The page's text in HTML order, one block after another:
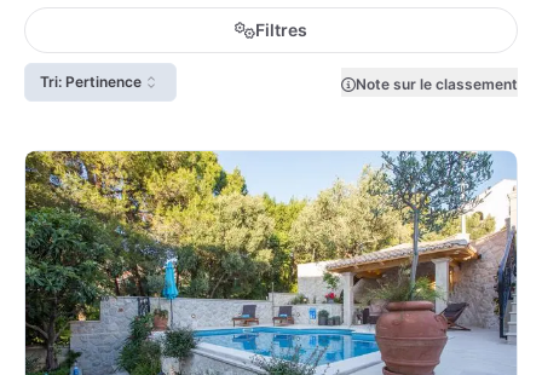
Filtres
Tri: Pertinence Note sur le classement